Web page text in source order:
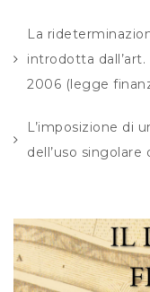
La
introdotta dall’art.
2006 (legge
L’imposizione di
dell’uso singolare